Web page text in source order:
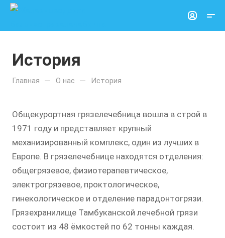
История
Главная — О нас — История
Общекурортная грязелечебница вошла в строй в
1971 году и представляет крупный
механизированный комплекс, один из лучших в
Европе. В грязелечебнице находятся отделения:
общегрязевое, физиотерапевтическое,
электрогрязевое, проктологическое,
гинекологическое и отделение парадонтогрязи.
Грязехранилище Тамбуканской лечебной грязи
состоит из 48 ёмкостей по 62 тонны каждая.